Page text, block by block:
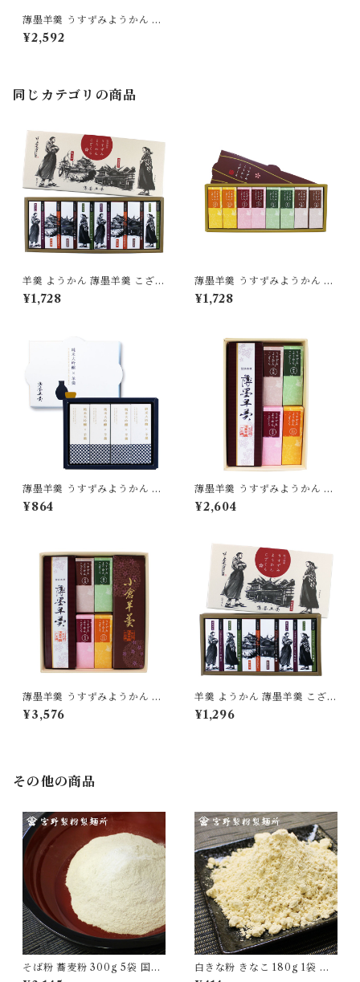
薄墨羊羹 うすずみようかん こ
ざくら 愛媛みかん 12個入り
ようかん 羊羹 詰合せ セット
¥2,592
同じカテゴリの商品
羊羹 ようかん 薄墨羊羹 こざく
ら 松山道後めぐり 8個入り 茂
本ヒデキチ コラボ 限定 墨絵
¥1,728
薄墨羊羹 うすずみようかん こ
ざくら 8個入り ようかん 羊羹
詰合せ セット 無添加 贈り物
¥1,728
薄墨羊羹 うすずみようかん 純
米大吟醸 4個入り ようかん 羊
羹 日本酒 酒 獺祭 詰合せ セッ
¥864
薄墨羊羹 うすずみようかん 小
棹 一口ようかん こざくら 詰合
せ セット 【送料無料】 [yoka
¥2,604
薄墨羊羹 うすずみようかん 小
棹 一口ようかん こざくら 詰合
せ セット [yokan-kk-set02]
¥3,576
羊羹 ようかん 薄墨羊羹 こざく
ら 松山道後めぐり 6個入り 茂
本ヒデキチ コラボ 限定 墨絵
¥1,296
その他の商品
そば粉 蕎麦粉 300g 5袋 国産
100％ 自家製粉 無添加 食品
白きな粉 きなこ 180g 1袋 国
産 無添加 大豆 自家製粉 食品